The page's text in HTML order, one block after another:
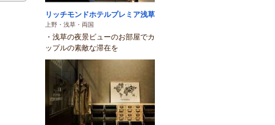
リッチモンドホテルプレミア浅草
上野・浅草・両国
・浅草の夜景ビューのお部屋でカ
ップルの素敵な滞在を